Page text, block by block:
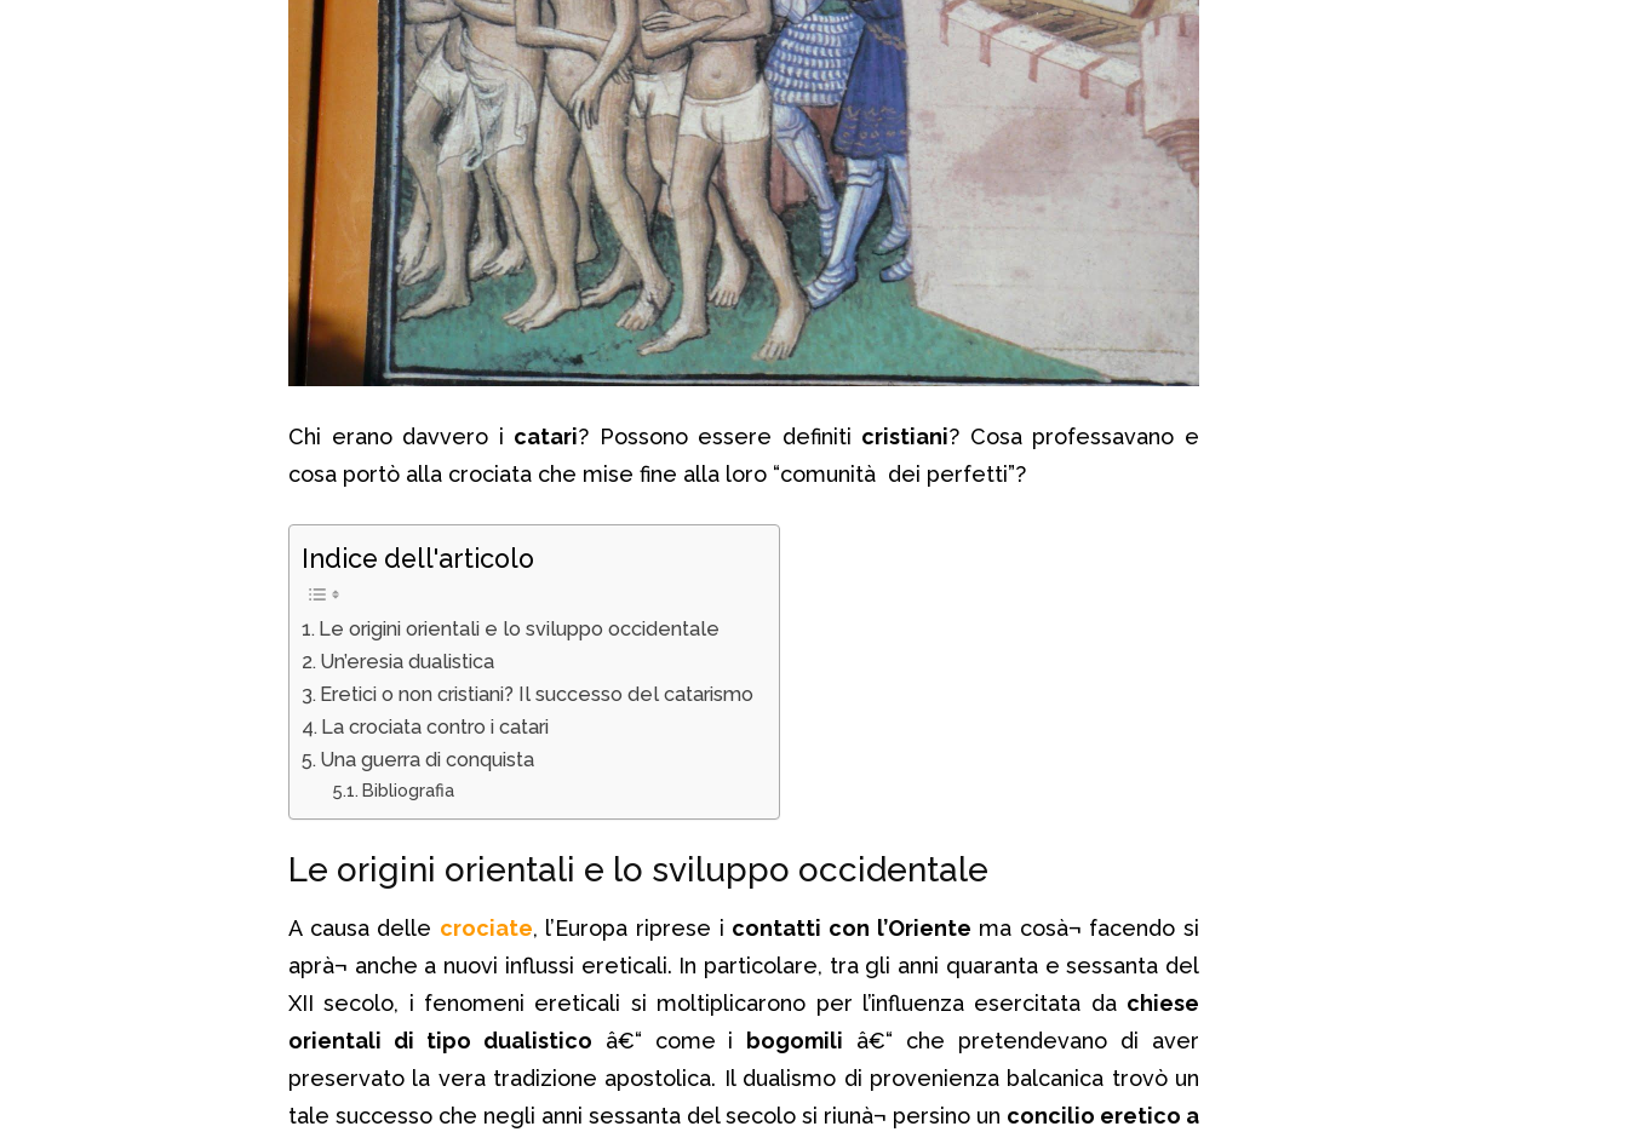
Chi erano davvero i catari? Possono essere definiti cristiani? Cosa professavano e
cosa portò alla crociata che mise fine alla loro “comunità dei perfetti”?
Indice dell'articolo
Le origini orientali e lo sviluppo occidentale
Un’eresia dualistica
Eretici o non cristiani? Il successo del catarismo
La crociata contro i catari
Una guerra di conquista
Bibliografia
Le origini orientali e lo sviluppo occidentale
A causa delle crociate, l’Europa riprese i contatti con l’Oriente ma cosà¬ facendo si
aprà¬ anche a nuovi influssi ereticali. In particolare, tra gli anni quaranta e sessanta del
XII secolo, i fenomeni ereticali si moltiplicarono per l’influenza esercitata da chiese
orientali di tipo dualistico â€“ come i bogomili â€“ che pretendevano di aver
preservato la vera tradizione apostolica. Il dualismo di provenienza balcanica trovò un
tale successo che negli anni sessanta del secolo si riunà¬ persino un concilio eretico a